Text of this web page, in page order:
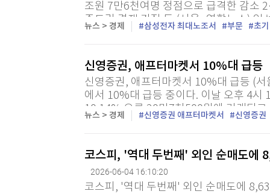
조원 7만6천여명 정점으로 급격한 감소
주도권 경쟁 커질 듯 (서울=연합뉴스) 임
노조인 삼성그룹 초기업노동조합 삼성
뉴스 > 경제 삼성전자 최대노조서 부문 초
신영증권, 애프터마켓서 10%대 급등
신영증권, 애프터마켓서 10%대 급등 (
에서 10%대 급등 중이다. 이날 오후 4
10.14% 오른 20만7천500원에 거래되
용...
뉴스 > 경제 신영증권 애프터마켓서 신영증권
코스피, '역대 두번째' 외인 순매도
2026-06-04 16:10:20
코스피, '역대 두번째' 외인 순매도에